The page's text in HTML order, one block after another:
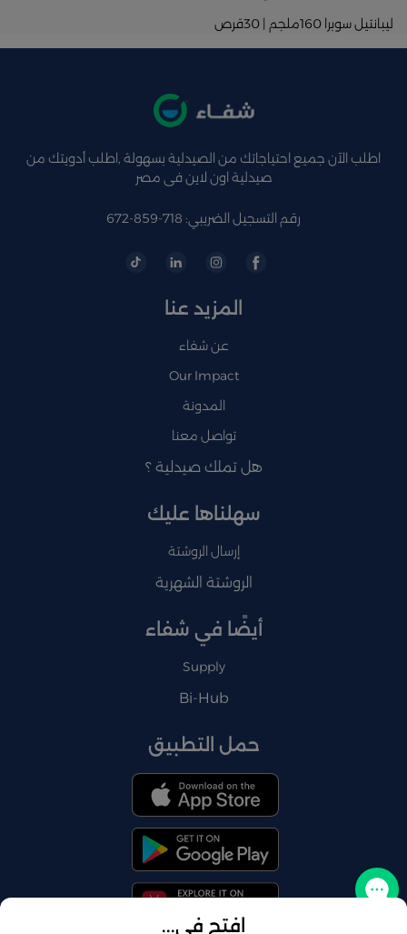
ليبانتيل سوبرا 160ملجم | 30قرص
افتح في...
اطلب الآن جميع احتياجاتك من الصيدلية بسهولة ,اطلب أدويتك من
صيدلية اون لاين فى مصر
رقم التسجيل الضريبي: 718-859-672
المزيد عنا
عن شفاء
Our Impact
المدونة
تواصل معنا
هل تملك صيدلية ؟
سهلناها عليك
إرسال الروشتة
الروشتة الشهرية
أيضًا في شفاء
Supply
Bi-Hub
حمل التطبيق
تواصل معنا